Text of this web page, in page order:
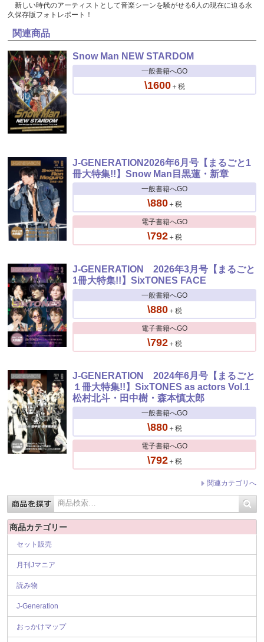
新しい時代のアーティストとして音楽シーンを騒がせる6人の現在に迫る永
久保存版フォトレポート！
関連商品
Snow Man NEW STARDOM
一般書籍へGO
\1600＋税
J-GENERATION2026年6月号【まるごと1
冊大特集!!】Snow Man目黒蓮・新章
一般書籍へGO
\880＋税
電子書籍へGO
\792＋税
J-GENERATION 2026年3月号【まるごと
1冊大特集!!】SixTONES FACE
一般書籍へGO
\880＋税
電子書籍へGO
\792＋税
J-GENERATION 2024年6月号【まるごと
１冊大特集!!】SixTONES as actors Vol.1
松村北斗・田中樹・森本慎太郎
一般書籍へGO
\880＋税
電子書籍へGO
\792＋税
関連カテゴリへ
商品カテゴリー
セット販売
月刊Jマニア
読み物
J-Generation
おっかけマップ